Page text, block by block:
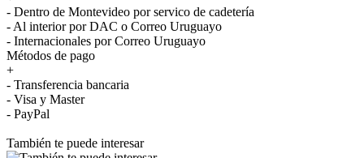
- Dentro de Montevideo por servico de cadetería
- Al interior por DAC o Correo Uruguayo
- Internacionales por Correo Uruguayo
Métodos de pago
+
- Transferencia bancaria
- Visa y Master
- PayPal
También te puede interesar